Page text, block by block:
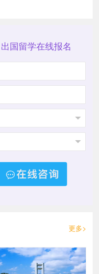
出国留学在线报名
更多>